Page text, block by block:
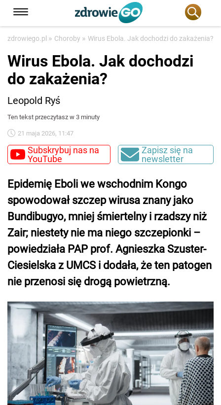
zdrowiego.pl » Choroby » Wirus Ebola. Jak dochodzi do zakażenia?
Wirus Ebola. Jak dochodzi
do zakażenia?
Leopold Ryś
Ten tekst przeczytasz w 3 minuty
21 maja 2026, 11:47
Subskrybuj nas na
YouTube
Zapisz się na
newsletter
Epidemię Eboli we wschodnim Kongo
spowodował szczep wirusa znany jako
Bundibugyo, mniej śmiertelny i rzadszy niż
Zair; niestety nie ma niego szczepionki –
powiedziała PAP prof. Agnieszka Szuster-
Ciesielska z UMCS i dodała, że ten patogen
nie przenosi się drogą powietrzną.